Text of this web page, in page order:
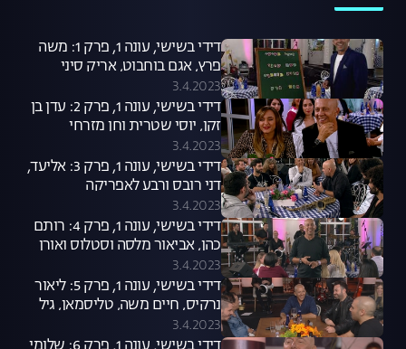
דידי בשישי, עונה 1, פרק 1: משה
פרץ, אגם בוחבוט, אריק סיני
3.4.2023
דידי בשישי, עונה 1, פרק 2: עדן בן
זקן, יוסי שטרית וחן מזרחי
3.4.2023
דידי בשישי, עונה 1, פרק 3: אליעד,
דני רובס ורבע לאפריקה
3.4.2023
דידי בשישי, עונה 1, פרק 4: רותם
כהן, אביאור מלסה וסטלוס ואורן
חן
3.4.2023
דידי בשישי, עונה 1, פרק 5: ליאור
נרקיס, חיים משה, טליסמאן, גיל
ויין ובניה ברבי
3.4.2023